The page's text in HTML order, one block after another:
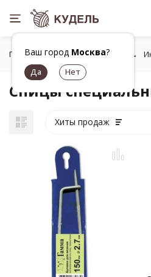
Ваш город Москва?
Главная Все для вязания
Спицы
Хиты продаж